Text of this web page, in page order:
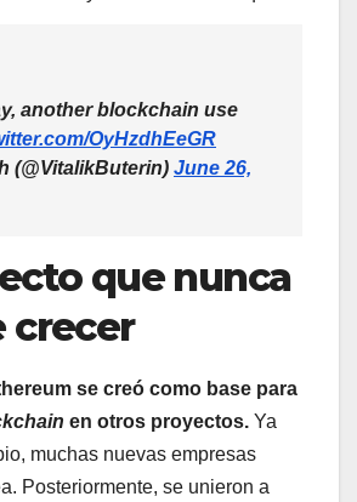
another blockchain use
OyHzdhEeGR
(@VitalikButerin) June 26,
que nunca
crecer
se creó como base para
en otros proyectos. Ya
muchas nuevas empresas
Posteriormente, se unieron a